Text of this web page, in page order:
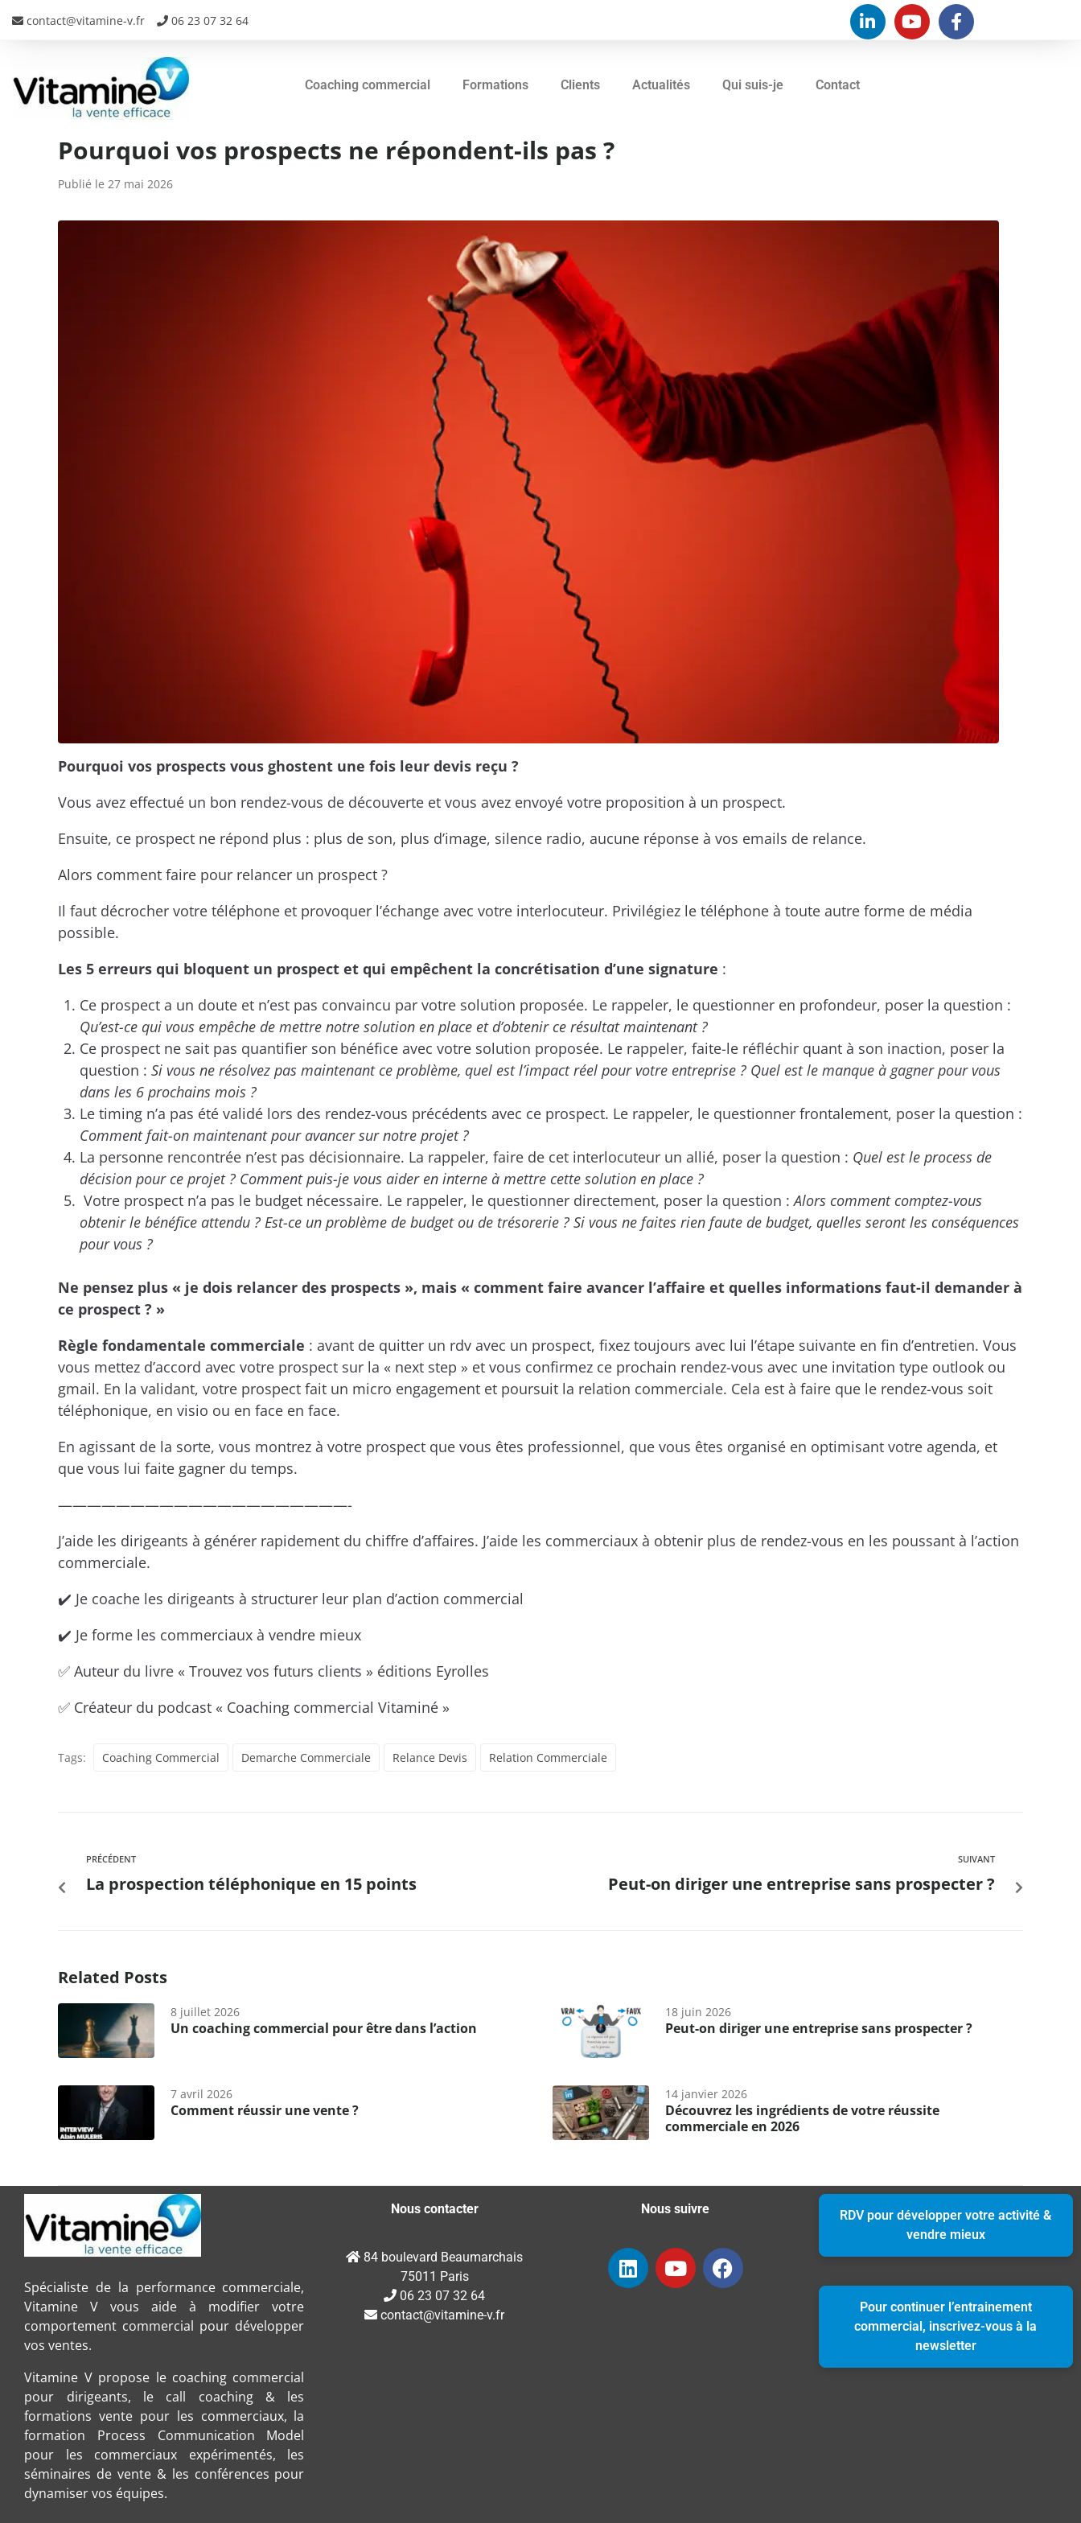
contact@vitamine-v.fr 06 23 07 32 64
Coaching commercial Formations Clients Actualités Qui suis-je Contact
Pourquoi vos prospects ne répondent-ils pas ?
Publié le 27 mai 2026
Pourquoi vos prospects vous ghostent une fois leur devis reçu ?
Vous avez effectué un bon rendez-vous de découverte et vous avez envoyé votre proposition à un prospect.
Ensuite, ce prospect ne répond plus : plus de son, plus d’image, silence radio, aucune réponse à vos emails de relance.
Alors comment faire pour relancer un prospect ?
Il faut décrocher votre téléphone et provoquer l’échange avec votre interlocuteur. Privilégiez le téléphone à toute autre forme de média
possible.
Les 5 erreurs qui bloquent un prospect et qui empêchent la concrétisation d’une signature :
Ce prospect a un doute et n’est pas convaincu par votre solution proposée. Le rappeler, le questionner en profondeur, poser la question :
Qu’est-ce qui vous empêche de mettre notre solution en place et d’obtenir ce résultat maintenant ?
Ce prospect ne sait pas quantifier son bénéfice avec votre solution proposée. Le rappeler, faite-le réfléchir quant à son inaction, poser la
question : Si vous ne résolvez pas maintenant ce problème, quel est l’impact réel pour votre entreprise ? Quel est le manque à gagner pour vous
dans les 6 prochains mois ?
Le timing n’a pas été validé lors des rendez-vous précédents avec ce prospect. Le rappeler, le questionner frontalement, poser la question :
Comment fait-on maintenant pour avancer sur notre projet ?
La personne rencontrée n’est pas décisionnaire. La rappeler, faire de cet interlocuteur un allié, poser la question : Quel est le process de
décision pour ce projet ? Comment puis-je vous aider en interne à mettre cette solution en place ?
Votre prospect n’a pas le budget nécessaire. Le rappeler, le questionner directement, poser la question :Alors comment comptez-vous
obtenir le bénéfice attendu ? Est-ce un problème de budget ou de trésorerie ? Si vous ne faites rien faute de budget, quelles seront les conséquences
pour vous ?
Ne pensez plus « je dois relancer des prospects », mais « comment faire avancer l’affaire et quelles informations faut-il demander à
ce prospect ? »
Règle fondamentale commerciale : avant de quitter un rdv avec un prospect, fixez toujours avec lui l’étape suivante en fin d’entretien. Vous
vous mettez d’accord avec votre prospect sur la « next step » et vous confirmez ce prochain rendez-vous avec une invitation type outlook ou
gmail. En la validant, votre prospect fait un micro engagement et poursuit la relation commerciale. Cela est à faire que le rendez-vous soit
téléphonique, en visio ou en face en face.
En agissant de la sorte, vous montrez à votre prospect que vous êtes professionnel, que vous êtes organisé en optimisant votre agenda, et
que vous lui faite gagner du temps.
————————————————————-
J’aide les dirigeants à générer rapidement du chiffre d’affaires. J’aide les commerciaux à obtenir plus de rendez-vous en les poussant à l’action
commerciale.
✔️ Je coache les dirigeants à structurer leur plan d’action commercial
✔️ Je forme les commerciaux à vendre mieux
✅ Auteur du livre « Trouvez vos futurs clients » éditions Eyrolles
✅ Créateur du podcast « Coaching commercial Vitaminé »
Tags: Coaching Commercial Demarche Commerciale Relance Devis Relation Commerciale
PRÉCÉDENT
La prospection téléphonique en 15 points
SUIVANT
Peut-on diriger une entreprise sans prospecter ?
Related Posts
8 juillet 2026
Un coaching commercial pour être dans l’action
18 juin 2026
Peut-on diriger une entreprise sans prospecter ?
7 avril 2026
Comment réussir une vente ?
14 janvier 2026
Découvrez les ingrédients de votre réussite
commerciale en 2026
Spécialiste de la performance commerciale,
Vitamine V vous aide à modifier votre
comportement commercial pour développer
vos ventes.
Vitamine V propose le coaching commercial
pour dirigeants, le call coaching & les
formations vente pour les commerciaux, la
formation Process Communication Model
pour les commerciaux expérimentés, les
séminaires de vente & les conférences pour
dynamiser vos équipes.
Nous contacter
84 boulevard Beaumarchais
75011 Paris
06 23 07 32 64
contact@vitamine-v.fr
Nous suivre
RDV pour développer votre activité &
vendre mieux
Pour continuer l’entrainement
commercial, inscrivez-vous à la
newsletter